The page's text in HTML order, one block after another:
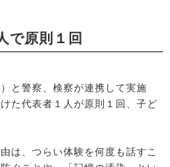
で原則１回
と警察、検察が連携して実施
た代表者１人が原則１回、子ど
は、つらい体験を何度も話すこ